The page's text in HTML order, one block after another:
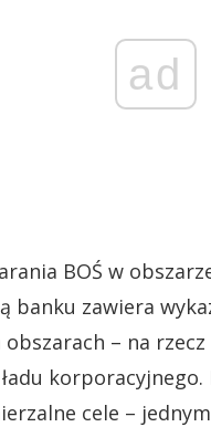
ad
BOŚ w
banku zawiera
– na
cele –